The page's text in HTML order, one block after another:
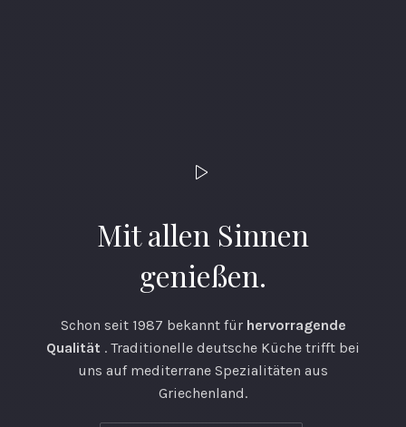
Mit allen Sinnen
genießen.
Schon seit 1987 bekannt für hervorragende
Qualität . Traditionelle deutsche Küche trifft bei
uns auf mediterrane Spezialitäten aus
Griechenland.